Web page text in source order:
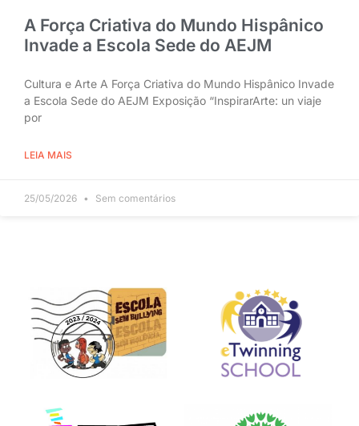
A Força Criativa do Mundo Hispânico
Invade a Escola Sede do AEJM
Cultura e Arte A Força Criativa do Mundo Hispânico Invade
a Escola Sede do AEJM Exposição “InspirarArte: un viaje
por
LEIA MAIS
25/05/2026 Sem comentários